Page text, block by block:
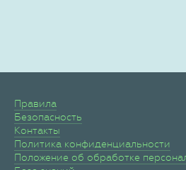
Правила
Безопасность
Контакты
Политика конфиденциальности
Положение об обработке